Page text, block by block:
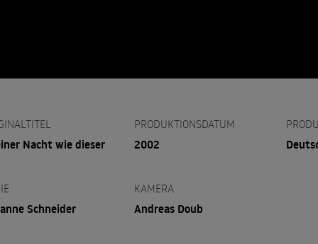
Nacht wie dieser
PRODUKTIONSDATUM
2002
Schneider
KAMERA
Andreas Doub